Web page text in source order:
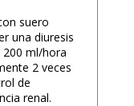
suero
una diuresis
ml/hora
2 veces
de
renal.